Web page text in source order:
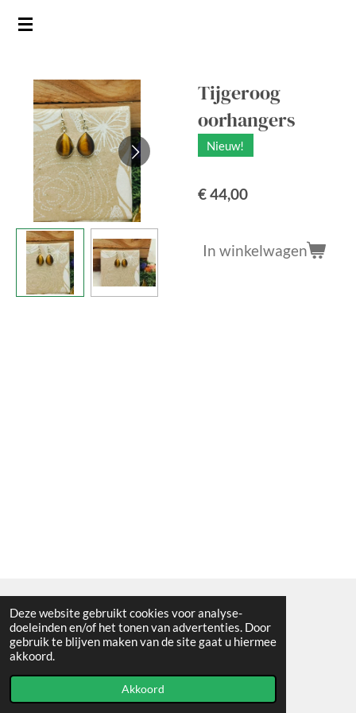
Deze website gebruikt cookies voor analyse-
doeleinden en/of het tonen van advertenties. Door
gebruik te blijven maken van de site gaat u hiermee
akkoord.
Akkoord
Ga
hoofdinhoud
Tijgeroog
oorhangers
Nieuw!
€ 44,00
In winkelwagen
Algemene voorwaarden
© 2021 - RC en mineralenshop Het vlinderpad